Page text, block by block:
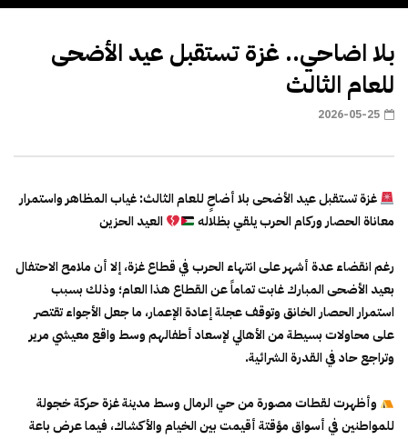
بلا اضاحي.. غزة تستقبل عيد الأضحى
للعام الثالث
2026-05-25
غزة تستقبل عيد الأضحى بلا أضاحٍ للعام الثالث: غياب المظاهر واستمرار
معاناة الحصار وركام الحرب يلقي بظلاله
العيد الحزين
رغم انقضاء عدة أشهر على انتهاء الحرب في قطاع غزة، إلا أن ملامح الاحتفال
بعيد الأضحى المبارك غابت تماماً عن القطاع هذا العام؛ وذلك بسبب
استمرار الحصار الخانق وتوقف عجلة إعادة الإعمار، ما جعل الأجواء تقتصر
على محاولات بسيطة من الأهالي لإسعاد أطفالهم وسط واقع معيشي مرير
وتراجع حاد في القدرة الشرائية.
وأظهرت لقطات مصورة من حي الرمال وسط مدينة غزة حركة خجولة
للمواطنين في أسواق مؤقتة أقيمت بين الخيام والأكشاك، فيما عرض باعة